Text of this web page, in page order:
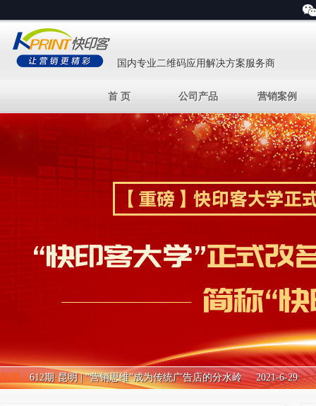
国内专业二维码应用解决方案服务商
首 页 公司产品 营销案例
新闻： 612期·昆明 | “营销思维”成为传统广告店的分水岭 2021-6-29